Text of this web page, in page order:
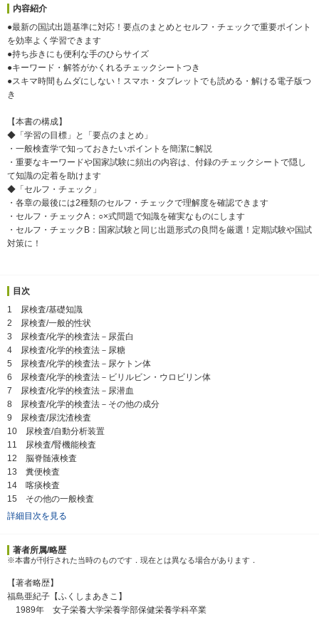
内容紹介
●最新の国試出題基準に対応！要点のまとめとセルフ・チェックで重要ポイント
を効率よく学習できます
●持ち歩きにも便利な手のひらサイズ
●キーワード・解答がかくれるチェックシートつき
●スキマ時間もムダにしない！スマホ・タブレットでも読める・解ける電子版つ
き
【本書の構成】
◆「学習の目標」と「要点のまとめ」
・一般検査学で知っておきたいポイントを簡潔に解説
・重要なキーワードや国家試験に頻出の内容は、付録のチェックシートで隠し
て知識の定着を助けます
◆「セルフ・チェック」
・各章の最後には2種類のセルフ・チェックで理解度を確認できます
・セルフ・チェックA：○×式問題で知識を確実なものにします
・セルフ・チェックB：国家試験と同じ出題形式の良問を厳選！定期試験や国試
対策に！
目次
1 尿検査/基礎知識
2 尿検査/一般的性状
3 尿検査/化学的検査法－尿蛋白
4 尿検査/化学的検査法－尿糖
5 尿検査/化学的検査法－尿ケトン体
6 尿検査/化学的検査法－ビリルビン・ウロビリン体
7 尿検査/化学的検査法－尿潜血
8 尿検査/化学的検査法－その他の成分
9 尿検査/尿沈渣検査
10 尿検査/自動分析装置
11 尿検査/腎機能検査
12 脳脊髄液検査
13 糞便検査
14 喀痰検査
15 その他の一般検査
詳細目次を見る
著者所属/略歴
※本書が刊行された当時のものです．現在とは異なる場合があります．
【著者略歴】
福島亜紀子【ふくしまあきこ】
1989年 女子栄養大学栄養学部保健栄養学科卒業